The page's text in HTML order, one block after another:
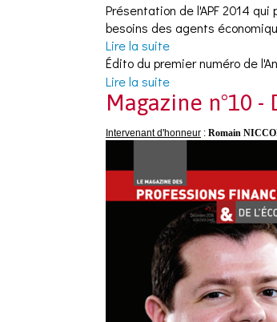
Présentation de l'APF 2014
besoins des agents
Lire la suite
Édito du premier numéro de
Lire la suite
Magazine n°10
Intervenant d'honneur : Romain